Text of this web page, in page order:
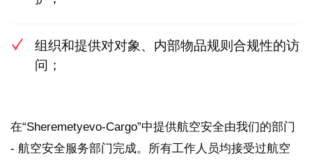
组织和提供对对象、内部物品规则合规性的访
问；
在“Sheremetyevo-Cargo”中提供航空安全由我们的部门
- 航空安全服务部门完成。所有工作人员均接受过航空